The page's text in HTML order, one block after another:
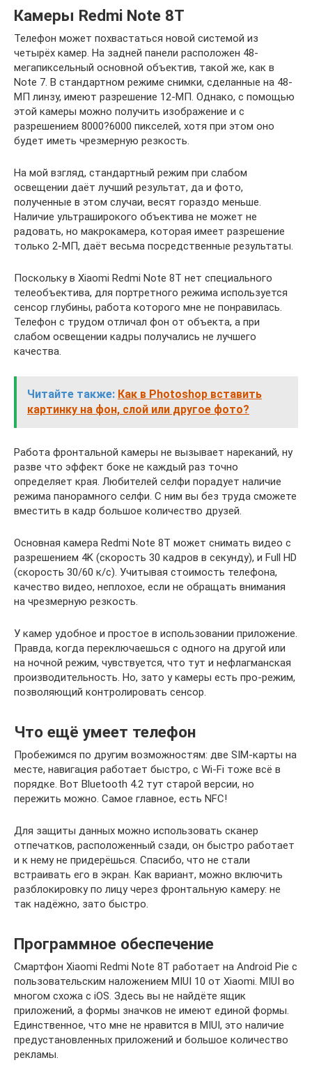
Камеры Redmi Note 8T
Телефон может похвастаться новой системой из
четырёх камер. На задней панели расположен 48-
мегапиксельный основной объектив, такой же, как в
Note 7. В стандартном режиме снимки, сделанные на 48-
МП линзу, имеют разрешение 12-МП. Однако, с помощью
этой камеры можно получить изображение и с
разрешением 8000?6000 пикселей, хотя при этом оно
будет иметь чрезмерную резкость.
На мой взгляд, стандартный режим при слабом
освещении даёт лучший результат, да и фото,
полученные в этом случаи, весят гораздо меньше.
Наличие ультраширокого объектива не может не
радовать, но макрокамера, которая имеет разрешение
только 2-МП, даёт весьма посредственные результаты.
Поскольку в Xiaomi Redmi Note 8T нет специального
телеобъектива, для портретного режима используется
сенсор глубины, работа которого мне не понравилась.
Телефон с трудом отличал фон от объекта, а при
слабом освещении кадры получались не лучшего
качества.
Читайте также: Как в Photoshop вставить
картинку на фон, слой или другое фото?
Работа фронтальной камеры не вызывает нареканий, ну
разве что эффект боке не каждый раз точно
определяет края. Любителей селфи порадует наличие
режима панорамного селфи. С ним вы без труда сможете
вместить в кадр большое количество друзей.
Основная камера Redmi Note 8T может снимать видео с
разрешением 4K (скорость 30 кадров в секунду), и Full HD
(скорость 30/60 к/с). Учитывая стоимость телефона,
качество видео, неплохое, если не обращать внимания
на чрезмерную резкость.
У камер удобное и простое в использовании приложение.
Правда, когда переключаешься с одного на другой или
на ночной режим, чувствуется, что тут и нефлагманская
производительность. Но, зато у камеры есть про-режим,
позволяющий контролировать сенсор.
Что ещё умеет телефон
Пробежимся по другим возможностям: две SIM-карты на
месте, навигация работает быстро, с Wi-Fi тоже всё в
порядке. Вот Bluetooth 4.2 тут старой версии, но
пережить можно. Самое главное, есть NFC!
Для защиты данных можно использовать сканер
отпечатков, расположенный сзади, он быстро работает
и к нему не придерёшься. Спасибо, что не стали
встраивать его в экран. Как вариант, можно включить
разблокировку по лицу через фронтальную камеру: не
так надёжно, зато быстро.
Программное обеспечение
Смартфон Xiaomi Redmi Note 8T работает на Android Pie с
пользовательским наложением MIUI 10 от Xiaomi. MIUI во
многом схожа с iOS. Здесь вы не найдёте ящик
приложений, а формы значков не имеют единой формы.
Единственное, что мне не нравится в MIUI, это наличие
предустановленных приложений и большое количество
рекламы.